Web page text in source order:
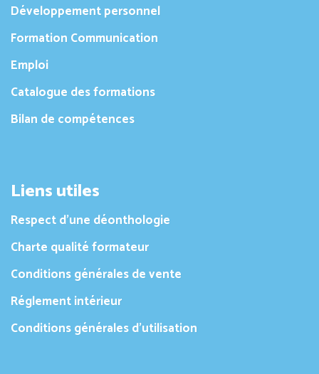
Développement personnel
Formation Communication
Emploi
Catalogue des formations
Bilan de compétences
Liens utiles
Respect d’une déonthologie
Charte qualité formateur
Conditions générales de vente
Réglement intérieur
Conditions générales d’utilisation